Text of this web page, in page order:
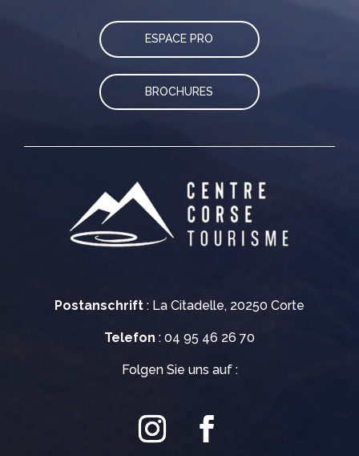
Postanschrift : La Citadelle, 20250 Corte
Telefon : 04 95 46 26 70
Folgen Sie uns auf :
ESPACE PRO
BROCHURES